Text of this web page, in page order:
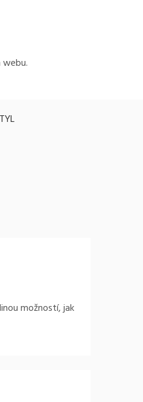
možností, jak